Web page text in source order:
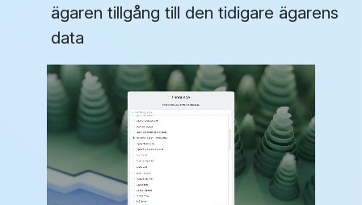
ägaren tillgång till den tidigare ägarens
data